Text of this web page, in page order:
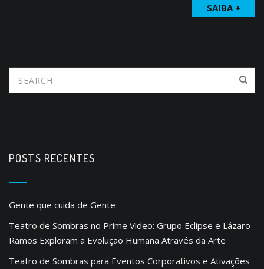
SAIBA +
POSTS RECENTES
Gente que cuida de Gente
Teatro de Sombras no Prime Video: Grupo Eclipse e Lázaro
Ramos Exploram a Evolução Humana Através da Arte
Teatro de Sombras para Eventos Corporativos e Ativações